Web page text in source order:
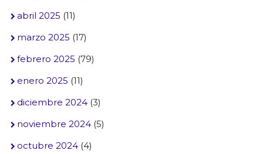
abril 2025 (11)
marzo 2025 (17)
febrero 2025 (79)
enero 2025 (11)
diciembre 2024(3)
noviembre 2024(5)
octubre 2024(4)